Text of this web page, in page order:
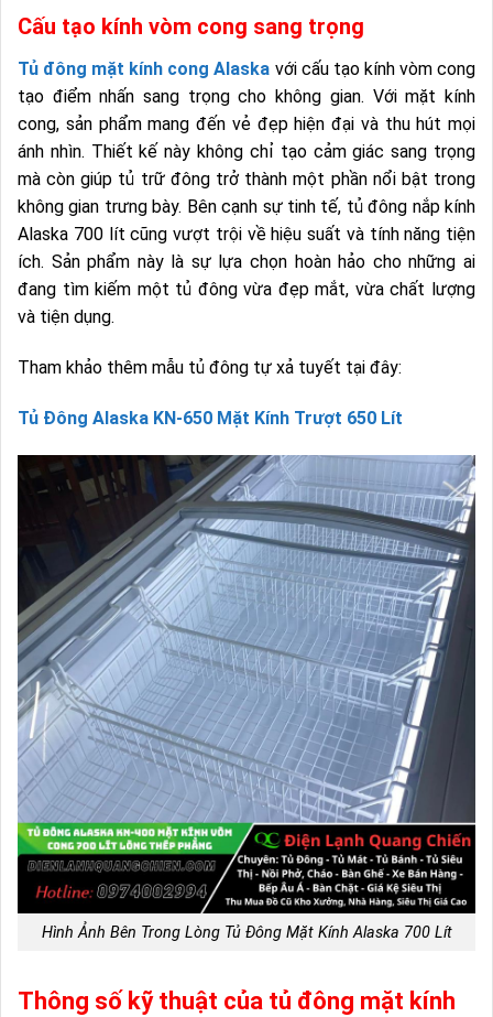
Cấu tạo kính vòm cong sang trọng
Tủ đông mặt kính cong Alaska với cấu tạo kính vòm cong
tạo điểm nhấn sang trọng cho không gian. Với mặt kính
cong, sản phẩm mang đến vẻ đẹp hiện đại và thu hút mọi
ánh nhìn. Thiết kế này không chỉ tạo cảm giác sang trọng
mà còn giúp tủ trữ đông trở thành một phần nổi bật trong
không gian trưng bày. Bên cạnh sự tinh tế, tủ đông nắp kính
Alaska 700 lít cũng vượt trội về hiệu suất và tính năng tiện
ích. Sản phẩm này là sự lựa chọn hoàn hảo cho những ai
đang tìm kiếm một tủ đông vừa đẹp mắt, vừa chất lượng
và tiện dụng.
Tham khảo thêm mẫu tủ đông tự xả tuyết tại đây:
Tủ Đông Alaska KN-650 Mặt Kính Trượt 650 Lít
Hình Ảnh Bên Trong Lòng Tủ Đông Mặt Kính Alaska 700 Lít
Thông số kỹ thuật của tủ đông mặt kính